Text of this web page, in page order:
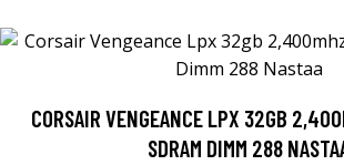
CORSAIR VENGEANCE LPX 32GB
SDRAM DIMM 288